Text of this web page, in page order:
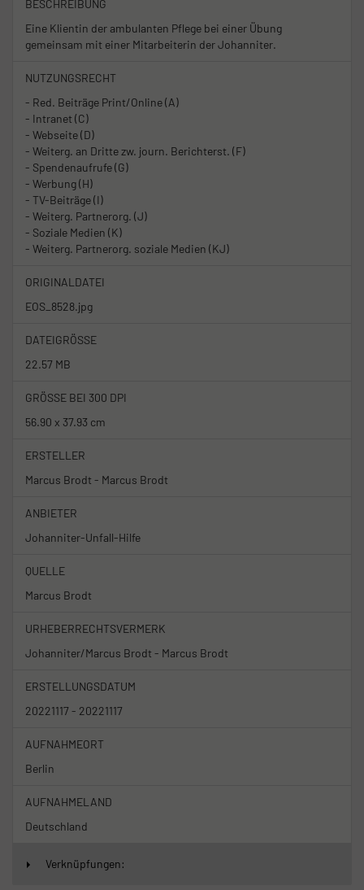
BESCHREIBUNG
Eine Klientin der ambulanten Pflege bei einer Übung
gemeinsam mit einer Mitarbeiterin der Johanniter.
NUTZUNGSRECHT
- Red. Beiträge Print/Online (A)
- Intranet (C)
- Webseite (D)
- Weiterg. an Dritte zw. journ. Berichterst. (F)
- Spendenaufrufe (G)
- Werbung (H)
- TV-Beiträge (I)
- Weiterg. Partnerorg. (J)
- Soziale Medien (K)
- Weiterg. Partnerorg. soziale Medien (KJ)
ORIGINALDATEI
EOS_8528.jpg
DATEIGRÖSSE
22.57 MB
GRÖSSE BEI 300 DPI
56.90 x 37.93 cm
ERSTELLER
Marcus Brodt - Marcus Brodt
ANBIETER
Johanniter-Unfall-Hilfe
QUELLE
Marcus Brodt
URHEBERRECHTSVERMERK
Johanniter/Marcus Brodt - Marcus Brodt
ERSTELLUNGSDATUM
20221117 - 20221117
AUFNAHMEORT
Berlin
AUFNAHMELAND
Deutschland
Verknüpfungen: